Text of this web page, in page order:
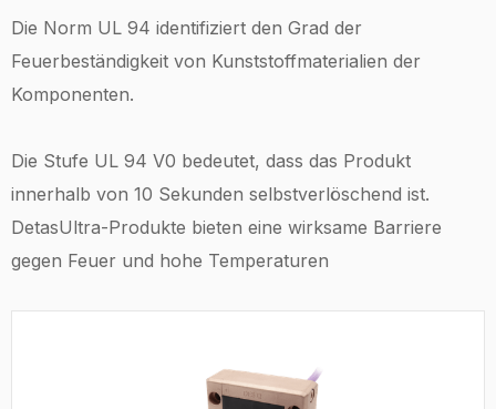
Die Norm UL 94 identifiziert den Grad der
Feuerbeständigkeit von Kunststoffmaterialien der
Komponenten.
Die Stufe UL 94 V0 bedeutet, dass das Produkt
innerhalb von 10 Sekunden selbstverlöschend ist.
DetasUltra-Produkte bieten eine wirksame Barriere
gegen Feuer und hohe Temperaturen ‍